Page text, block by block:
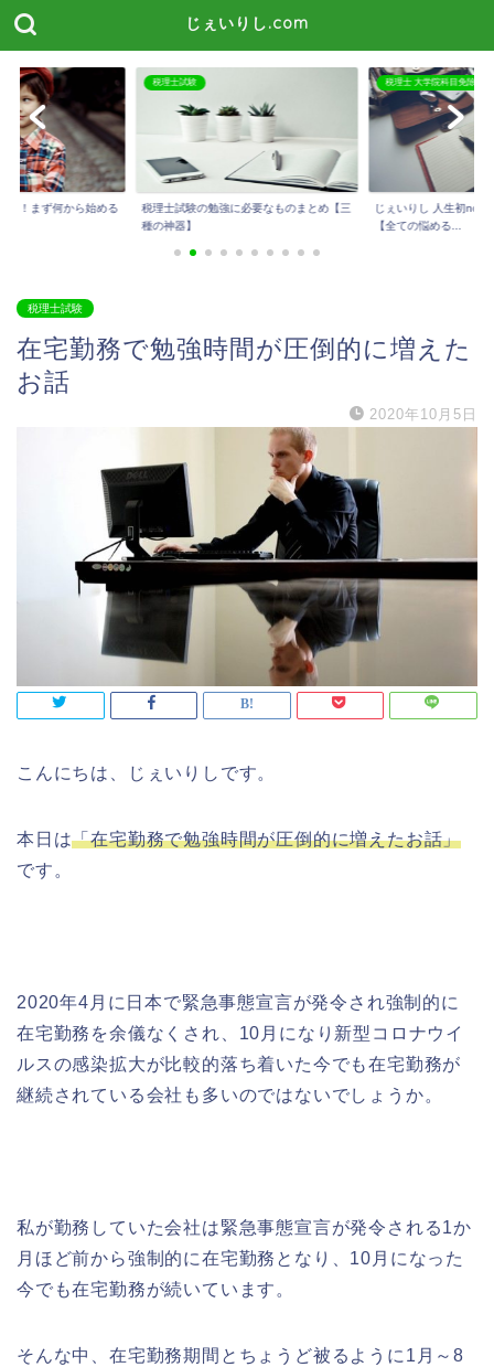
じぇいりし.com
必要なものまとめ【三
税理士 大学院科目免除
じぇいりし 人生初noteを公開しました！
【全ての悩める...
税理士試験
今話題のスタディング
メリット・デメリッ...
税理士試験
在宅勤務で勉強時間が圧倒的に増えた
お話
2020年10月5日
こんにちは、じぇいりしです。
本日は「在宅勤務で勉強時間が圧倒的に増えたお話」
です。
2020年4月に日本で緊急事態宣言が発令され強制的に
在宅勤務を余儀なくされ、10月になり新型コロナウイ
ルスの感染拡大が比較的落ち着いた今でも在宅勤務が
継続されている会社も多いのではないでしょうか。
私が勤務していた会社は緊急事態宣言が発令される1か
月ほど前から強制的に在宅勤務となり、10月になった
今でも在宅勤務が続いています。
そんな中、在宅勤務期間とちょうど被るように1月～8